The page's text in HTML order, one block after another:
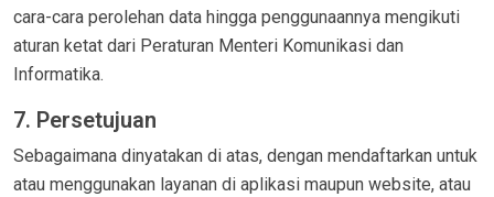
cara-cara perolehan data hingga penggunaannya mengikuti
aturan ketat dari Peraturan Menteri Komunikasi dan
Informatika.
7. Persetujuan
Sebagaimana dinyatakan di atas, dengan mendaftarkan untuk
atau menggunakan layanan di aplikasi maupun website, atau